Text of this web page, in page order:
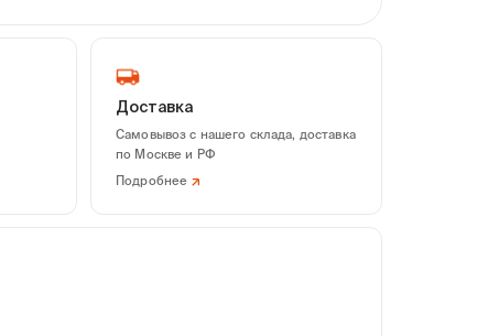
Доставка
Самовывоз с нашего склада, доставка
по Москве и РФ
Подробнее